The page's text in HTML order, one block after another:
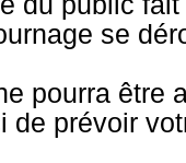
se
pourra être
de prévoir